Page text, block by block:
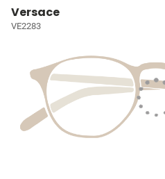
Versace
VE2283